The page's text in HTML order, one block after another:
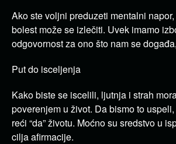
Ako ste voljni preduzeti mentalni
bolest može se izlečiti. Uvek imamo
odgovornost za ono što nam se
Put do isceljenja
Kako biste se iscelili, ljutnja i strah
poverenjem u život. Da bismo to
reći “da” životu. Moćno su sredstvo u
cilja afirmacije.